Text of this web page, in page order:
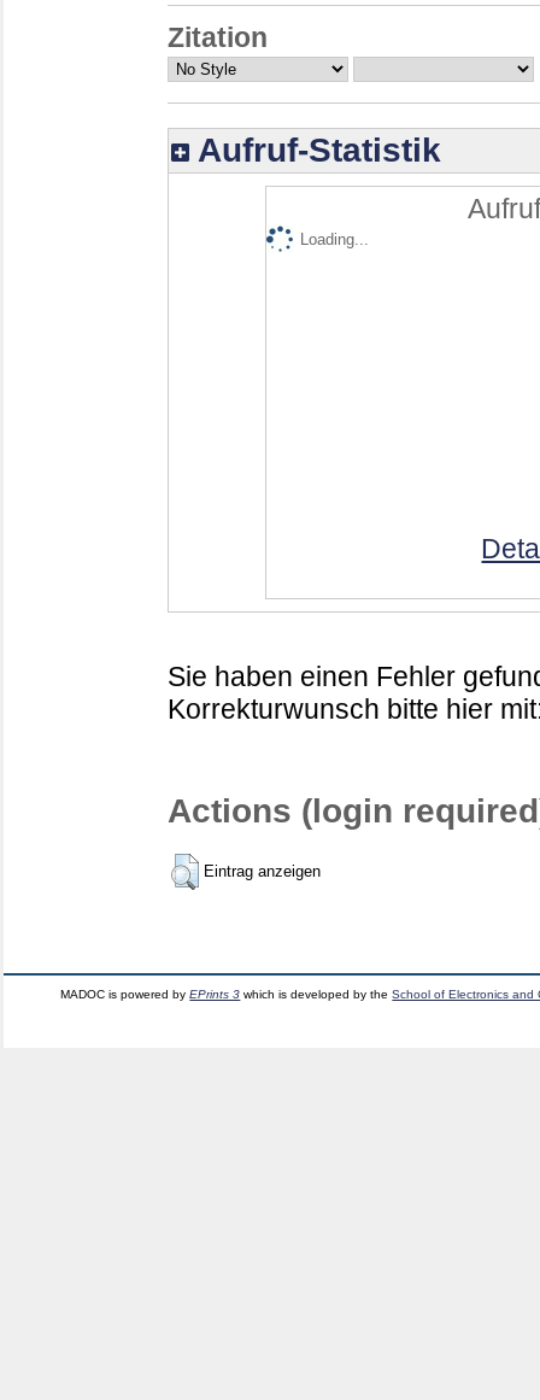
Zitation
Aufruf-Statistik
Loading...
Sie haben einen Fehler
Korrekturwunsch bitte hier
Actions (login
Eintrag anzeigen
MADOC is powered byEPrints 3 which is developed by theSchool of Electronics and